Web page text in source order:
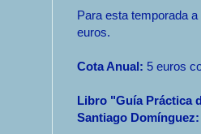
Para esta temporada
euros.
Cota Anual: 5 euros
Libro "Guía Práctica
Santiago Domínguez: